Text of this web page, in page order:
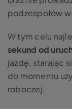
podzespołów
W tym celu
sekund od
jazdę, starając
do momentu
roboczej.